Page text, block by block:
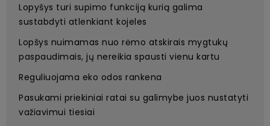
Lopyšys turi supimo funkciją kurią galima
sustabdyti atlenkiant kojeles
Lopšys nuimamas nuo rėmo atskirais mygtukų
paspaudimais, jų nereikia spausti vienu kartu
Reguliuojama eko odos rankena
Pasukami priekiniai ratai su galimybe juos nustatyti
važiavimui tiesiai